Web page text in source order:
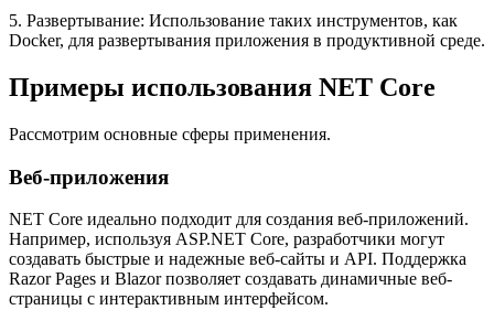
5. Развертывание: Использование таких инструментов, как
Docker, для развертывания приложения в продуктивной среде.
Примеры использования NET Core
Рассмотрим основные сферы применения.
Веб-приложения
NET Core идеально подходит для создания веб-приложений.
Например, используя ASP.NET Core, разработчики могут
создавать быстрые и надежные веб-сайты и API. Поддержка
Razor Pages и Blazor позволяет создавать динамичные веб-
страницы с интерактивным интерфейсом.